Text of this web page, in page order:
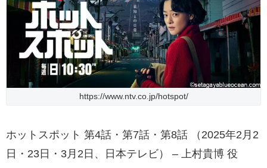
https://www.ntv.co.jp/hotspot/
ホットスポット 第4話・第7話・第8話 （2025年2月2
日・23日・3月2日、日本テレビ） – 上村貴博 役